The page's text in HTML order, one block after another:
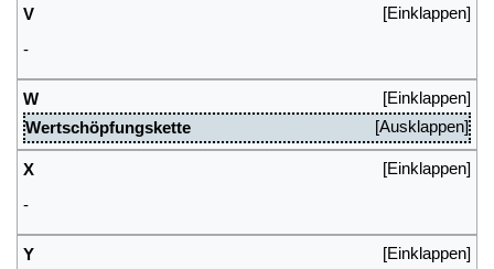
V
-
W
Wertschöpfungskette
X
-
Y